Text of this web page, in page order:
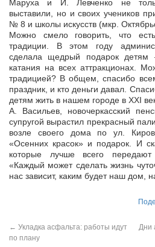
Маруха и И. Левченко не
выставили, но и своих учеников
№ 8 и школы искусств (мкр.
Можно смело говорить, что
традиции. В этом году
сделала щедрый подарок детям
катания на всех аттракционах.
традицией? В общем, спасибо
праздник, и кто деньги давал.
детям жить в нашем городе в XXI
А. Васильев, новочеркасский
супругой вырастил прекрасный
возле своего дома по ул.
«Осенних красок» и подарок. И
которые лучше всего
«Каждый может сделать жизнь
нас зависит, каким будет наш дом,
← Укладка асфальта: работы идут
по плану
Дни